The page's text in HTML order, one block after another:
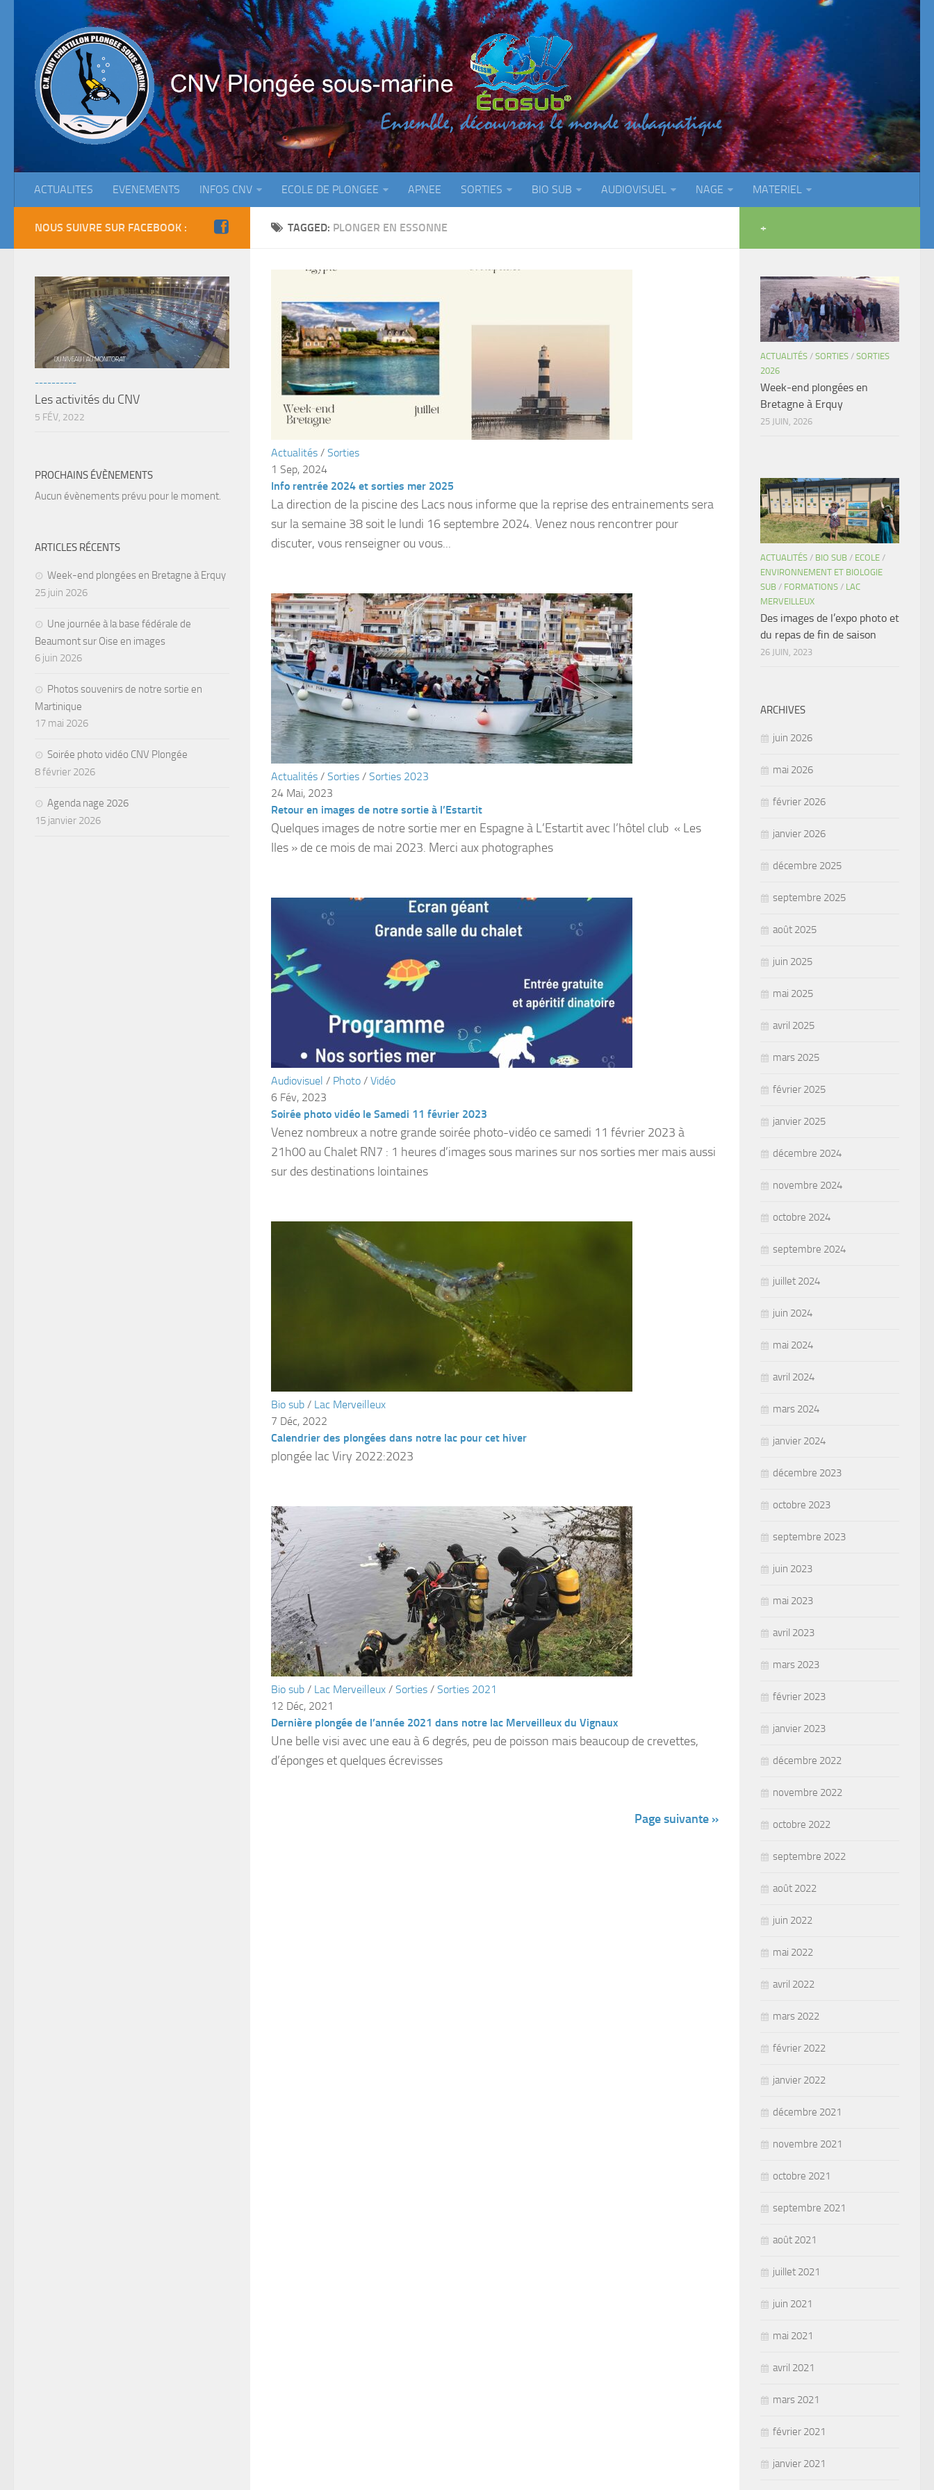
ACTUALITES EVENEMENTS INFOS CNV ECOLE DE PLONGEE APNEE SORTIES BIO SUB AUDIOVISUEL NAGE MATERIEL
TAGGED: PLONGER EN ESSONNE
Actualités / Sorties
1 Sep, 2024
Info rentrée 2024 et sorties mer 2025
La direction de la piscine des Lacs nous informe que la reprise des entrainements sera
sur la semaine 38 soit le lundi 16 septembre 2024. Venez nous rencontrer pour
discuter, vous renseigner ou vous...
Actualités / Sorties / Sorties 2023
24 Mai, 2023
Retour en images de notre sortie à l’Estartit
Quelques images de notre sortie mer en Espagne à L’Estartit avec l’hôtel club « Les
Iles » de ce mois de mai 2023. Merci aux photographes
Audiovisuel / Photo / Vidéo
6 Fév, 2023
Soirée photo vidéo le Samedi 11 février 2023
Venez nombreux a notre grande soirée photo-vidéo ce samedi 11 février 2023 à
21h00 au Chalet RN7 : 1 heures d’images sous marines sur nos sorties mer mais aussi
sur des destinations lointaines
Bio sub / Lac Merveilleux
7 Déc, 2022
Calendrier des plongées dans notre lac pour cet hiver
plongée lac Viry 2022:2023
Bio sub / Lac Merveilleux / Sorties / Sorties 2021
12 Déc, 2021
Dernière plongée de l’année 2021 dans notre lac Merveilleux du Vignaux
Une belle visi avec une eau à 6 degrés, peu de poisson mais beaucoup de crevettes,
d’éponges et quelques écrevisses
Page suivante »
NOUS SUIVRE SUR FACEBOOK :
----------
Les activités du CNV
5 FÉV, 2022
PROCHAINS ÉVÈNEMENTS
Aucun évènements prévu pour le moment.
ARTICLES RÉCENTS
Week-end plongées en Bretagne à Erquy
25 juin 2026
Une journée à la base fédérale de
Beaumont sur Oise en images
6 juin 2026
Photos souvenirs de notre sortie en
Martinique
17 mai 2026
Soirée photo vidéo CNV Plongée
8 février 2026
Agenda nage 2026
15 janvier 2026
+
ACTUALITÉS / SORTIES / SORTIES
2026
Week-end plongées en
Bretagne à Erquy
25 JUIN, 2026
ACTUALITÉS / BIO SUB / ECOLE /
ENVIRONNEMENT ET BIOLOGIE
SUB / FORMATIONS / LAC
MERVEILLEUX
Des images de l’expo photo et
du repas de fin de saison
26 JUIN, 2023
ARCHIVES
juin 2026
mai 2026
février 2026
janvier 2026
décembre 2025
septembre 2025
août 2025
juin 2025
mai 2025
avril 2025
mars 2025
février 2025
janvier 2025
décembre 2024
novembre 2024
octobre 2024
septembre 2024
juillet 2024
juin 2024
mai 2024
avril 2024
mars 2024
janvier 2024
décembre 2023
octobre 2023
septembre 2023
juin 2023
mai 2023
avril 2023
mars 2023
février 2023
janvier 2023
décembre 2022
novembre 2022
octobre 2022
septembre 2022
août 2022
juin 2022
mai 2022
avril 2022
mars 2022
février 2022
janvier 2022
décembre 2021
novembre 2021
octobre 2021
septembre 2021
août 2021
juillet 2021
juin 2021
mai 2021
avril 2021
mars 2021
février 2021
janvier 2021